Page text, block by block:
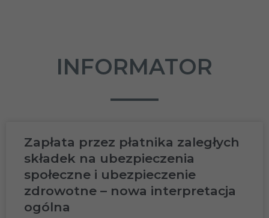
INFORMATOR
Zapłata przez płatnika zaległych
składek na ubezpieczenia
społeczne i ubezpieczenie
zdrowotne – nowa interpretacja
ogólna